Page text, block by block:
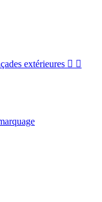
extérieures  